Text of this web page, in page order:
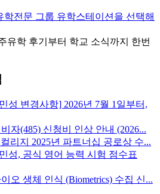
성 변경사항] 2026년 7월 1일부터,
자(485) 신청비 인상 안내 (2026...
리지 2025년 파트너십 공로상 수...
성, 공식 영어 능력 시험 점수표
오 생체 인식 (Biometrics) 수집 신...